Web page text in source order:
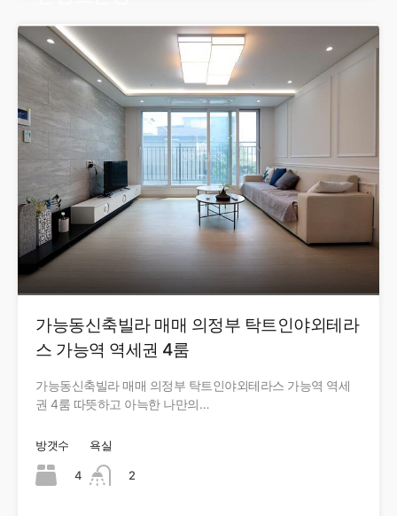
가능동신축빌라 매매 의정부 탁트인야외테라
스 가능역 역세권 4룸
가능동신축빌라 매매 의정부 탁트인야외테라스 가능역 역세
권 4룸 따뜻하고 아늑한 나만의…
방갯수
4
욕실
2